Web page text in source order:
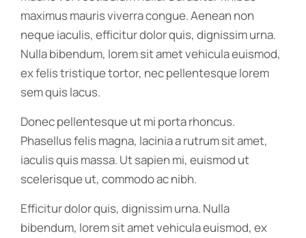
maximus mauris viverra congue. Aenean non
neque iaculis, efficitur dolor quis, dignissim urna.
Nulla bibendum, lorem sit amet vehicula euismod,
ex felis tristique tortor, nec pellentesque lorem
sem quis lacus.
Donec pellentesque ut mi porta rhoncus.
Phasellus felis magna, lacinia a rutrum sit amet,
iaculis quis massa. Ut sapien mi, euismod ut
scelerisque ut, commodo ac nibh.
Efficitur dolor quis, dignissim urna. Nulla
bibendum, lorem sit amet vehicula euismod, ex